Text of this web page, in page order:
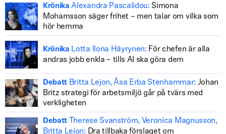
Krönika Alexandra Pascalidou: Simona
Mohamsson säger frihet – men talar om vilka som
hör hemma
Krönika Lotta Ilona Häyrynen: För chefen är alla
andras jobb enkla – tills AI ska göra dem
Debatt Britta Lejon, Åsa Erba Stenhammar: Johan
Britz strategi för arbetsmiljö går på tvärs med
verkligheten
Debatt
Therese Svanström, Veronica Magnusson,
Britta Lejon: Dra tillbaka förslaget om